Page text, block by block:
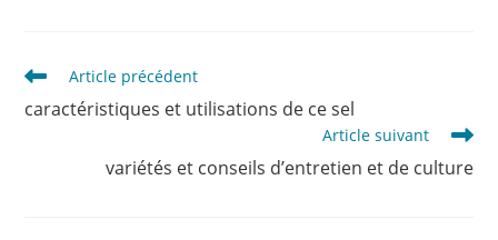
Read
articles
Article précédent
caractéristiques et utilisations de ce sel
Article suivant
variétés et conseils d’entretien et de culture